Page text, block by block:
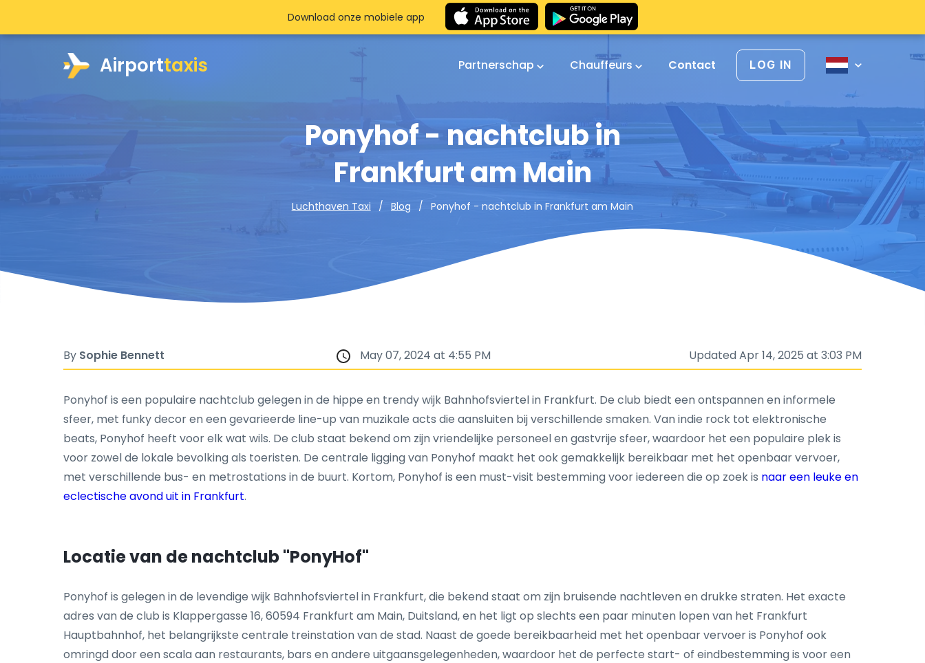
Airporttaxis Partnerschap Chauffeurs Contact LOG IN
Ponyhof - nachtclub in
Frankfurt am Main
Luchthaven Taxi Blog Ponyhof - nachtclub in Frankfurt am Main
Download onze mobiele app
By Sophie Bennett May 07, 2024 at 4:55 PM Updated Apr 14, 2025 at 3:03 PM
Ponyhof is een populaire nachtclub gelegen in de hippe en trendy wijk Bahnhofsviertel in Frankfurt. De club biedt een ontspannen en informele
sfeer, met funky decor en een gevarieerde line-up van muzikale acts die aansluiten bij verschillende smaken. Van indie rock tot elektronische
beats, Ponyhof heeft voor elk wat wils. De club staat bekend om zijn vriendelijke personeel en gastvrije sfeer, waardoor het een populaire plek is
voor zowel de lokale bevolking als toeristen. De centrale ligging van Ponyhof maakt het ook gemakkelijk bereikbaar met het openbaar vervoer,
met verschillende bus- en metrostations in de buurt. Kortom, Ponyhof is een must-visit bestemming voor iedereen die op zoek is naar een leuke en
eclectische avond uit in Frankfurt.
Locatie van de nachtclub "PonyHof"
Ponyhof is gelegen in de levendige wijk Bahnhofsviertel in Frankfurt, die bekend staat om zijn bruisende nachtleven en drukke straten. Het exacte
adres van de club is Klappergasse 16, 60594 Frankfurt am Main, Duitsland, en het ligt op slechts een paar minuten lopen van het Frankfurt
Hauptbahnhof, het belangrijkste centrale treinstation van de stad. Naast de goede bereikbaarheid met het openbaar vervoer is Ponyhof ook
omringd door een scala aan restaurants, bars en andere uitgaansgelegenheden, waardoor het de perfecte start- of eindbestemming is voor een